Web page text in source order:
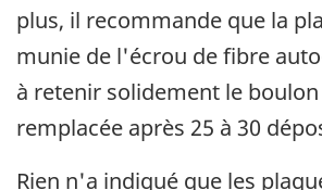
plus, il recommande que la
munie de l'écrou de fibre
à retenir solidement le
remplacée après 25 à 30
Rien n'a indiqué que les